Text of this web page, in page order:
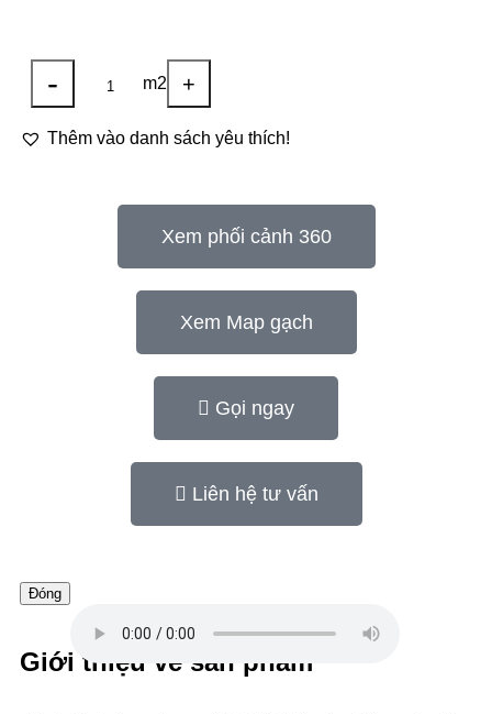
- m2 +
Thêm vào danh sách yêu thích!
Xem phối cảnh 360
Xem Map gạch
Gọi ngay
Liên hệ tư vấn
Đóng
Giới thiệu về sản phẩm